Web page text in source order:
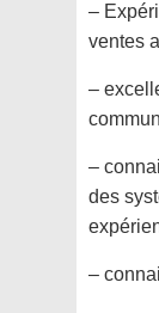
–
ventes
–
–
des
–